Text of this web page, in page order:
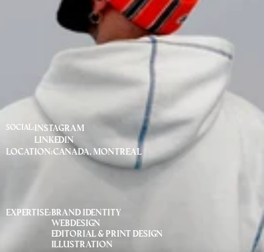
Social: Instagram
Linkedin
Location:canada, montreal
Expertise:Brand identity
webdesign
editorial & print design
illustration